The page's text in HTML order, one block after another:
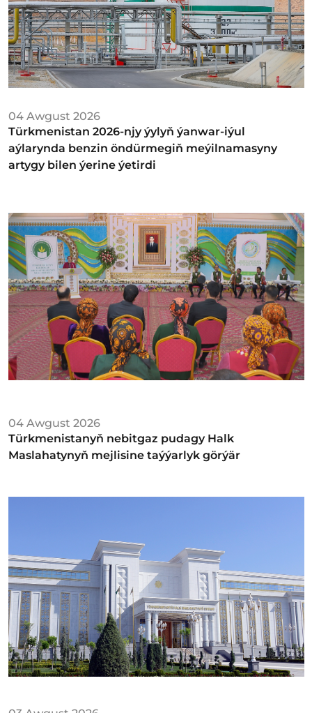
04 Awgust 2026
Türkmenistan 2026-njy ýylyň ýanwar-iýul
aýlarynda benzin öndürmegiň meýilnamasyny
artygy bilen ýerine ýetirdi
04 Awgust 2026
Türkmenistanyň nebitgaz pudagy Halk
Maslahatynyň mejlisine taýýarlyk görýär